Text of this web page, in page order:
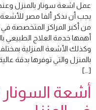
عمل اشعة سونار بالمنزل
يجب أن نذكر ألفا مصر للأشعة
من أكبر المراكز المتخصصة في
أهمها خدمة العلاج الطبيعي
وكذلك الأشعة المنزلية
بالمنزل والتي توفرها بدقة
[…]